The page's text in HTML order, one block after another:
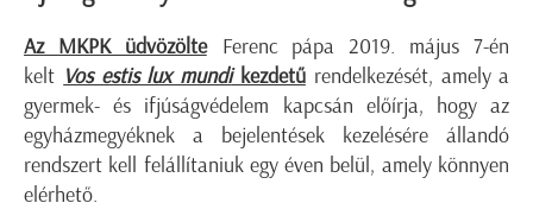
Az MKPK üdvözölteFerenc pápa 2019. május 7-én
kelt Vos estis lux mundikezdetű rendelkezését, amely a
gyermek- és ifjúságvédelem kapcsán előírja, hogy az
egyházmegyéknek a bejelentések kezelésére állandó
rendszert kell felállítaniuk egy éven belül, amely könnyen
elérhető.